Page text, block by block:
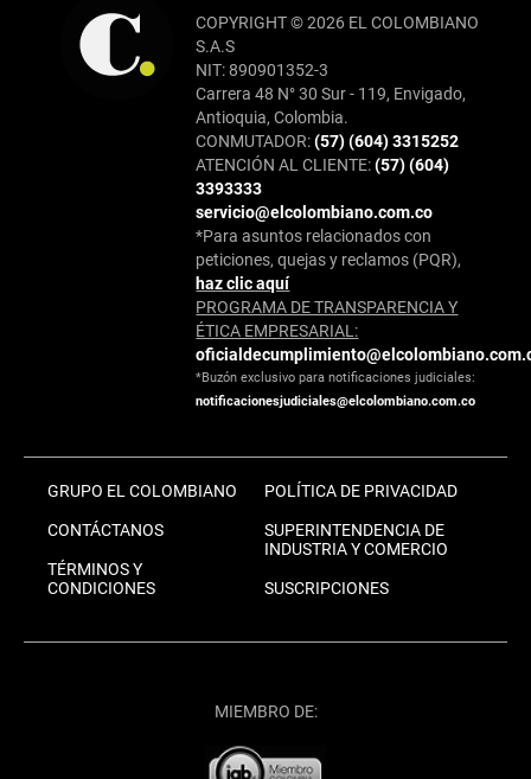
COPYRIGHT © 2026 EL COLOMBIANO
S.A.S
NIT: 890901352-3
Carrera 48 N° 30 Sur - 119, Envigado,
Antioquia, Colombia.
CONMUTADOR:(57) (604) 3315252
ATENCIÓN AL CLIENTE:(57) (604)
3393333
servicio@elcolombiano.com.co
*Para asuntos relacionados con
peticiones, quejas y reclamos (PQR),
haz clic aquí
PROGRAMA DE TRANSPARENCIA Y
ÉTICA EMPRESARIAL:
*Buzón exclusivo para notificaciones judiciales:
notificacionesjudiciales@elcolombiano.com.co
GRUPO EL COLOMBIANO
CONTÁCTANOS
TÉRMINOS Y
CONDICIONES
POLÍTICA DE PRIVACIDAD
SUPERINTENDENCIA DE
INDUSTRIA Y COMERCIO
SUSCRIPCIONES
MIEMBRO DE: